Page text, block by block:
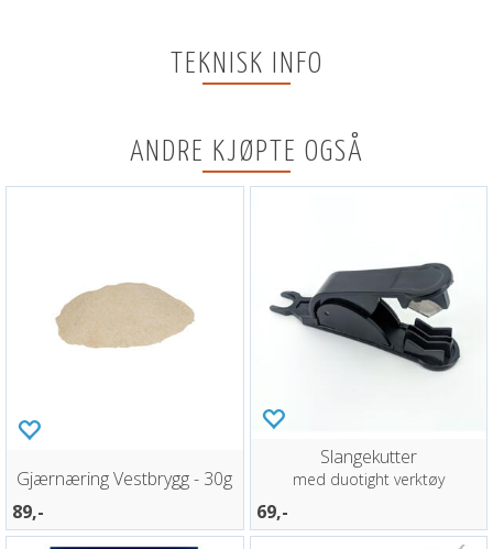
TEKNISK INFO
ANDRE KJØPTE OGSÅ
Gjærnæring Vestbrygg - 30g
89,-
Slangekutter
med duotight verktøy
69,-